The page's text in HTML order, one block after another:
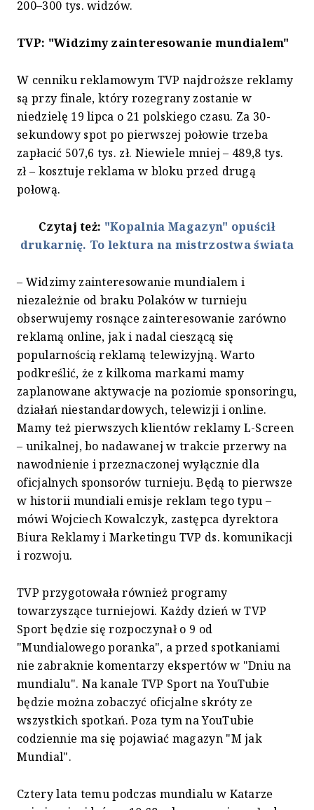
200–300 tys. widzów.
TVP: "Widzimy zainteresowanie mundialem"
W cenniku reklamowym TVP najdroższe reklamy
są przy finale, który rozegrany zostanie w
niedzielę 19 lipca o 21 polskiego czasu. Za 30-
sekundowy spot po pierwszej połowie trzeba
zapłacić 507,6 tys. zł. Niewiele mniej – 489,8 tys.
zł – kosztuje reklama w bloku przed drugą
połową.
Czytaj też: "Kopalnia Magazyn" opuścił
drukarnię. To lektura na mistrzostwa świata
– Widzimy zainteresowanie mundialem i
niezależnie od braku Polaków w turnieju
obserwujemy rosnące zainteresowanie zarówno
reklamą online, jak i nadal cieszącą się
popularnością reklamą telewizyjną. Warto
podkreślić, że z kilkoma markami mamy
zaplanowane aktywacje na poziomie sponsoringu,
działań niestandardowych, telewizji i online.
Mamy też pierwszych klientów reklamy L-Screen
– unikalnej, bo nadawanej w trakcie przerwy na
nawodnienie i przeznaczonej wyłącznie dla
oficjalnych sponsorów turnieju. Będą to pierwsze
w historii mundiali emisje reklam tego typu –
mówi Wojciech Kowalczyk, zastępca dyrektora
Biura Reklamy i Marketingu TVP ds. komunikacji
i rozwoju.
TVP przygotowała również programy
towarzyszące turniejowi. Każdy dzień w TVP
Sport będzie się rozpoczynał o 9 od
"Mundialowego poranka", a przed spotkaniami
nie zabraknie komentarzy ekspertów w "Dniu na
mundialu". Na kanale TVP Sport na YouTubie
będzie można zobaczyć oficjalne skróty ze
wszystkich spotkań. Poza tym na YouTubie
codziennie ma się pojawiać magazyn "M jak
Mundial".
Cztery lata temu podczas mundialu w Katarze